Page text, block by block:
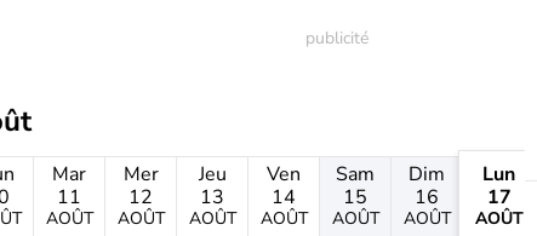
Mar
11
AOÛT
Mer
12
AOÛT
Jeu
13
AOÛT
Ven
14
AOÛT
Sam
15
AOÛT
Dim
16
AOÛT
Lun
17
AOÛT